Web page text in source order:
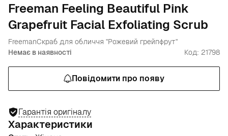
Freeman Feeling Beautiful Pink
Grapefruit Facial Exfoliating Scrub
FreemanСкраб для обличчя "Рожевий грейпфрут"
Немає в наявності
Код: 21798
Повідомити про появу
Гарантія оригіналу
Характеристики